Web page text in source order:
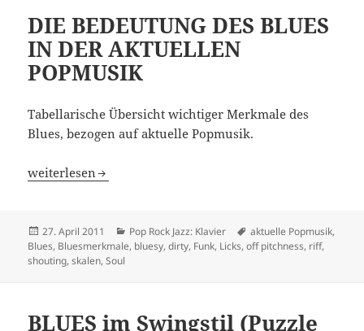
DIE BEDEUTUNG DES BLUES
IN DER AKTUELLEN
POPMUSIK
Tabellarische Übersicht wichtiger Merkmale des
Blues, bezogen auf aktuelle Popmusik.
DIE BEDEUTUNG DES BLUES IN DER AKTUELLEN
weiterlesen
Veröffentlicht
am
27. April 2011 Kategorien
Pop Rock Jazz: Klavier Schlagwörter
aktuelle Popmusik,
Blues, Bluesmerkmale, bluesy,dirty, Funk, Licks,off pitchness, riff,
shouting,skalen,Soul
BLUES im Swingstil (Puzzle